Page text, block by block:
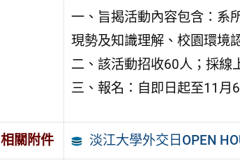
一、旨揭活動內容包含：系
現勢及知識理解、校園環境
二、該活動招收60人；採
三、報名：自即日起至11月
相關附件 淡江大學外交日OPEN